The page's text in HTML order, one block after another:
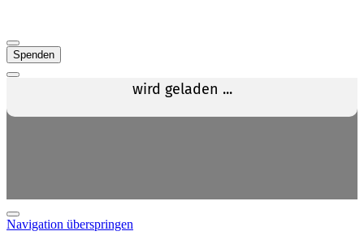
Spenden
Navigation überspringen